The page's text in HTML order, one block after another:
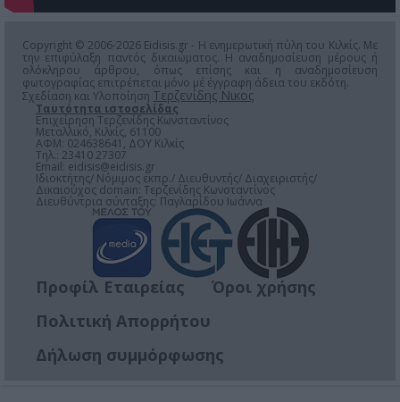
Copyright © 2006-2026 Eidisis.gr - Η ενημερωτική πύλη του Κιλκίς. Με
την επιφύλαξη παντός δικαιώματος. Η αναδημοσίευση μέρους ή
ολόκληρου άρθρου, όπως επίσης και η αναδημοσίευση
φωτογραφίας επιτρέπεται μόνο μέ έγγραφη άδεια του εκδότη.
Σχεδίαση και Υλοποίηση Τερζενίδης Νικος
Ταυτότητα ιστοσελίδας
Επιχείρηση Τερζενίδης Κωνσταντίνος
Μεταλλικό, Κιλκίς, 61100
ΑΦΜ: 024638641, ΔΟΥ Κιλκίς
Τηλ.: 23410 27307
Email: eidisis@eidisis.gr
Ιδιοκτήτης/ Νόμιμος εκπρ./ Διευθυντής/ Διαχειριστής/
Δικαιούχος domain: Τερζενίδης Κωνσταντίνος
Διευθύντρια σύνταξης: Παγλαρίδου Ιωάννα
Προφίλ Εταιρείας
Όροι χρήσης
Πολιτική Απορρήτου
Δήλωση συμμόρφωσης